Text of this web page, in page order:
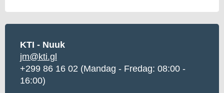
KTI - Nuuk
jm@kti.gl
+299 86 16 02 (Mandag - Fredag: 08:00 -
16:00)